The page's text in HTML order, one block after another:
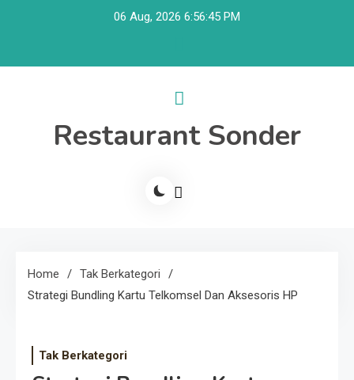
06 Aug, 2026 6:56:45 PM
Restaurant Sonder
Home
Tak Berkategori
Strategi Bundling Kartu Telkomsel Dan Aksesoris HP
Tak Berkategori